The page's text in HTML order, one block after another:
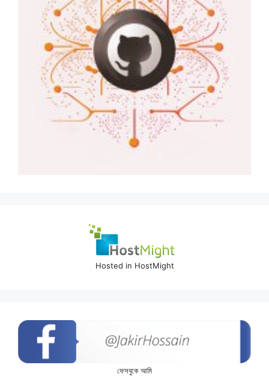
Hosted in HostMight
ফেসবুকে আমি